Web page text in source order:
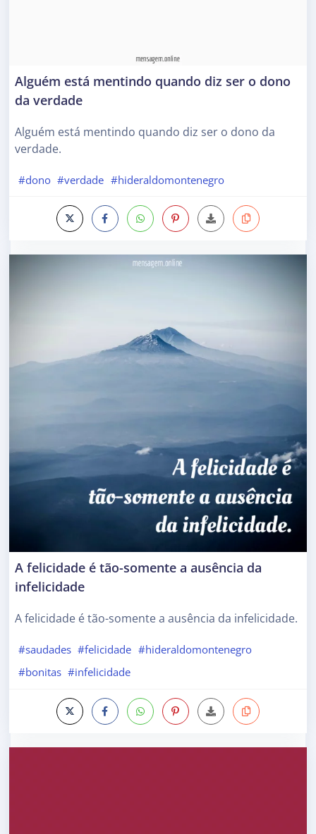
Alguém está mentindo quando diz ser o dono
da verdade
Alguém está mentindo quando diz ser o dono da
verdade.
#dono #verdade #hideraldomontenegro
A felicidade é tão-somente a ausência da
infelicidade
A felicidade é tão-somente a ausência da infelicidade.
#saudades #felicidade #hideraldomontenegro
#bonitas #infelicidade